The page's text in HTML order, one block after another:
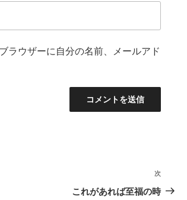
ラウザーに自分の名前、メールアド
次
の
次
これがあれば至福の時